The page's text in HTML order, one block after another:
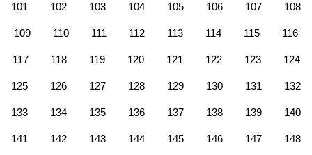
101 102 103 104 105 106 107 108
109 110 111 112 113 114 115 116
117 118 119 120 121 122 123 124
125 126 127 128 129 130 131 132
133 134 135 136 137 138 139 140
141 142 143 144 145 146 147 148